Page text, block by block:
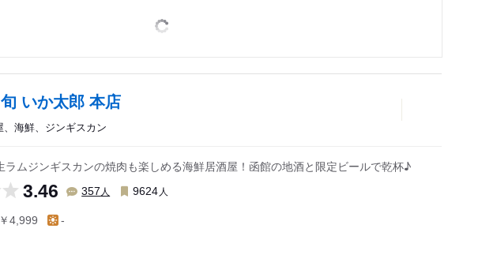
いか太郎 本店
海鮮、ジンギスカン
ムジンギスカンの焼肉も楽しめる海鮮居酒屋！函館の地酒と限定ビールで乾杯♪
3.46 357 人 9624 人
4,999 -